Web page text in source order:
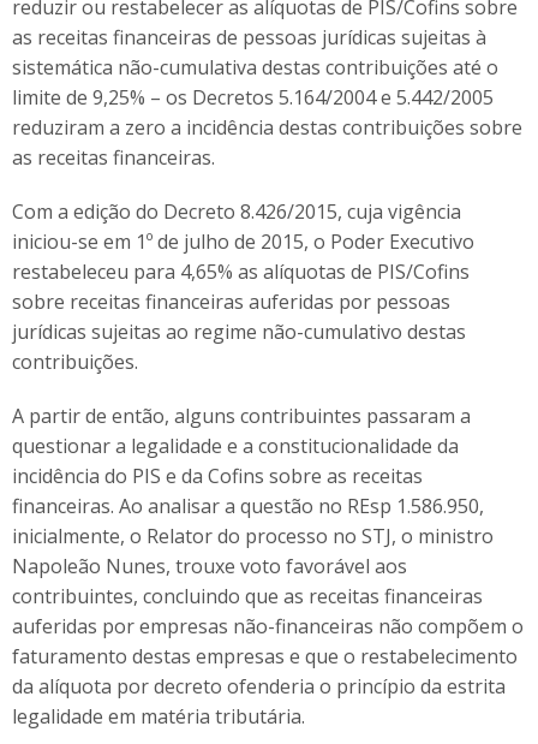
reduzir ou restabelecer as alíquotas de PIS/Cofins sobre
as receitas financeiras de pessoas jurídicas sujeitas à
sistemática não-cumulativa destas contribuições até o
limite de 9,25% – os Decretos 5.164/2004 e 5.442/2005
reduziram a zero a incidência destas contribuições sobre
as receitas financeiras.
Com a edição do Decreto 8.426/2015, cuja vigência
iniciou-se em 1º de julho de 2015, o Poder Executivo
restabeleceu para 4,65% as alíquotas de PIS/Cofins
sobre receitas financeiras auferidas por pessoas
jurídicas sujeitas ao regime não-cumulativo destas
contribuições.
A partir de então, alguns contribuintes passaram a
questionar a legalidade e a constitucionalidade da
incidência do PIS e da Cofins sobre as receitas
financeiras. Ao analisar a questão no REsp 1.586.950,
inicialmente, o Relator do processo no STJ, o ministro
Napoleão Nunes, trouxe voto favorável aos
contribuintes, concluindo que as receitas financeiras
auferidas por empresas não-financeiras não compõem o
faturamento destas empresas e que o restabelecimento
da alíquota por decreto ofenderia o princípio da estrita
legalidade em matéria tributária.